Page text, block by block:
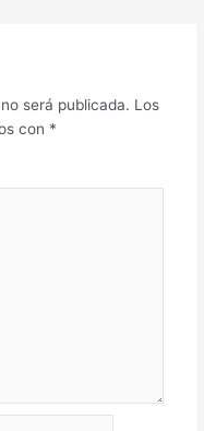
será publicada. Los
con *